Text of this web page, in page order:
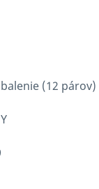
(12 párov)